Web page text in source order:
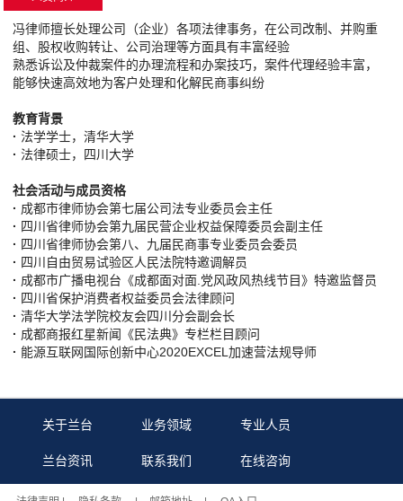
冯律师擅长处理公司（企业）各项法律事务，在公司改制、并购重
组、股权收购转让、公司治理等方面具有丰富经验
熟悉诉讼及仲裁案件的办理流程和办案技巧，案件代理经验丰富，
能够快速高效地为客户处理和化解民商事纠纷
教育背景
· 法学学士，清华大学
· 法律硕士，四川大学
社会活动与成员资格
· 成都市律师协会第七届公司法专业委员会主任
· 四川省律师协会第九届民营企业权益保障委员会副主任
· 四川省律师协会第八、九届民商事专业委员会委员
· 四川自由贸易试验区人民法院特邀调解员
· 成都市广播电视台《成都面对面.党风政风热线节目》特邀监督员
· 四川省保护消费者权益委员会法律顾问
·清华大学法学院校友会四川分会副会长
· 成都商报红星新闻《民法典》专栏栏目顾问
· 能源互联网国际创新中心2020EXCEL加速营法规导师
关于兰台 业务领域 专业人员
兰台资讯 联系我们 在线咨询